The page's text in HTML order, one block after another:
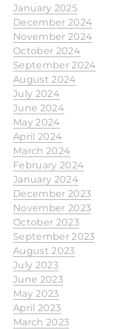
January 2025
December 2024
November 2024
October 2024
September 2024
August 2024
July 2024
June 2024
May 2024
April 2024
March 2024
February 2024
January 2024
December 2023
November 2023
October 2023
September 2023
August 2023
July 2023
June 2023
May 2023
April 2023
March 2023